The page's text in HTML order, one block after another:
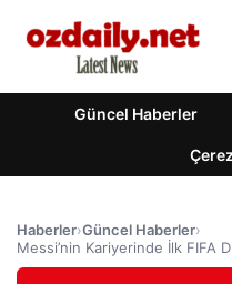
Güncel Haberler
Haberler›Güncel Haberler›
Messi’nin Kariyerinde İlk FIFA